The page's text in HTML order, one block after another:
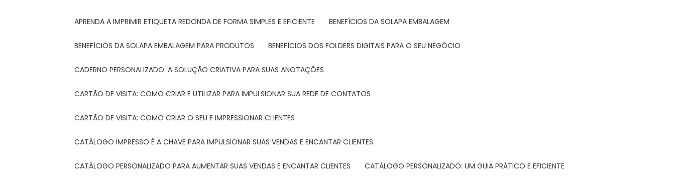
APRENDA A IMPRIMIR ETIQUETA REDONDA DE FORMA SIMPLES E EFICIENTE BENEFÍCIOS DA SOLAPA EMBALAGEM
BENEFÍCIOS DA SOLAPA EMBALAGEM PARA PRODUTOS BENEFÍCIOS DOS FOLDERS DIGITAIS PARA O SEU NEGÓCIO
CADERNO PERSONALIZADO: A SOLUÇÃO CRIATIVA PARA SUAS ANOTAÇÕES
CARTÃO DE VISITA: COMO CRIAR E UTILIZAR PARA IMPULSIONAR SUA REDE DE CONTATOS
CARTÃO DE VISITA: COMO CRIAR O SEU E IMPRESSIONAR CLIENTES
CATÁLOGO IMPRESSO É A CHAVE PARA IMPULSIONAR SUAS VENDAS E ENCANTAR CLIENTES
CATÁLOGO PERSONALIZADO PARA AUMENTAR SUAS VENDAS E ENCANTAR CLIENTES CATÁLOGO PERSONALIZADO: UM GUIA PRÁTICO E EFICIENTE